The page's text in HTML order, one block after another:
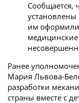
Сообщается,
им
Ранее
Мария Львова-
разработки
страны вместе с